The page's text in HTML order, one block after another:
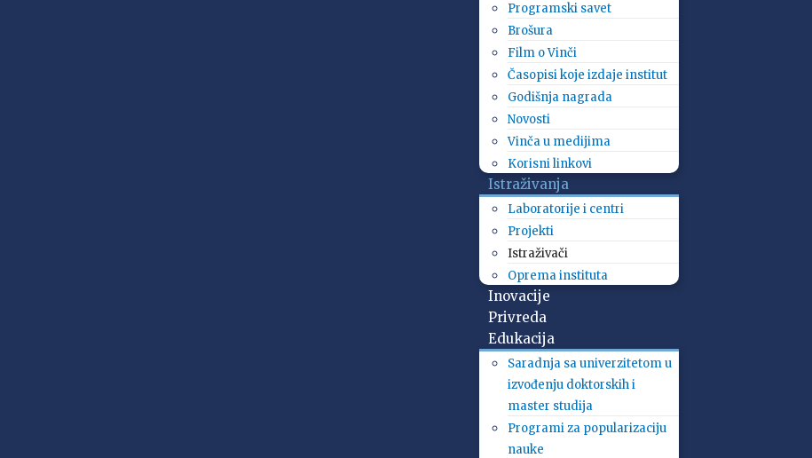
Programski savet
Brošura
Film o Vinči
Časopisi koje izdaje institut
Godišnja nagrada
Novosti
Vinča u medijima
Korisni linkovi
Istraživanja
Laboratorije i centri
Projekti
Istraživači
Oprema instituta
Inovacije
Privreda
Edukacija
Saradnja sa univerzitetom u
izvođenju doktorskih i
master studija
Programi za popularizaciju
nauke